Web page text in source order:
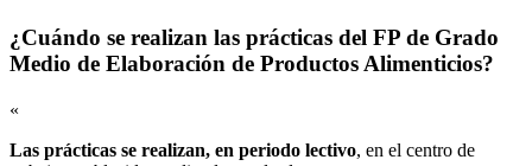
¿Cuándo se realizan las prácticas del FP de Grado
Medio de Elaboración de Productos Alimenticios?
«
Las prácticas se realizan, en periodo lectivo, en el centro de